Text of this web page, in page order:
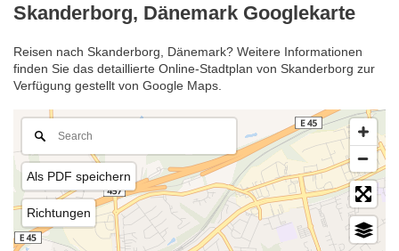
Skanderborg, Dänemark Googlekarte
Reisen nach Skanderborg, Dänemark? Weitere Informationen
finden Sie das detaillierte Online-Stadtplan von Skanderborg zur
Verfügung gestellt von Google Maps.
Als PDF speichern
Richtungen